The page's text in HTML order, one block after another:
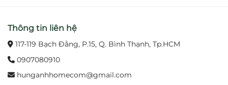
Thông tin liên hệ
117-119 Bạch Đằng, P.15, Q. Bình Thạnh, Tp.HCM
0907080910
hunganhhomecom@gmail.com